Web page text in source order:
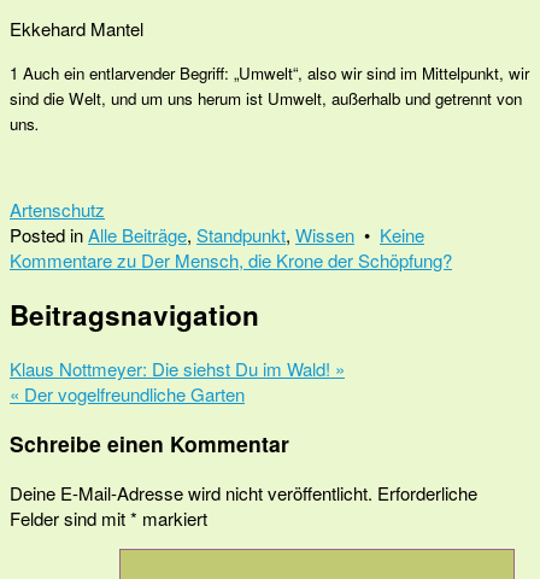
Ekkehard Mantel
1 Auch ein entlarvender Begriff: „Umwelt“, also wir sind im Mittelpunkt, wir
sind die Welt, und um uns herum ist Umwelt, außerhalb und getrennt von
uns.
Artenschutz
Posted inAlle Beiträge, Standpunkt, Wissen • Keine
Kommentarezu Der Mensch, die Krone der Schöpfung?
Beitragsnavigation
Klaus Nottmeyer: Die siehst Du im Wald! »
« Der vogelfreundliche Garten
Schreibe einen Kommentar
Deine E-Mail-Adresse wird nicht veröffentlicht. Erforderliche
Felder sind mit* markiert